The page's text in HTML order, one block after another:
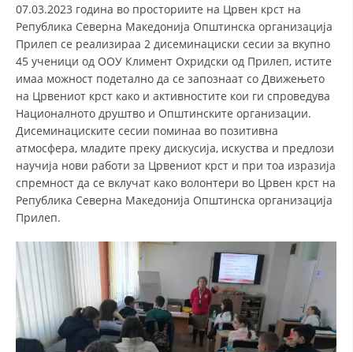
ЗАКОН ЗА ЦКРМ
СТАТУТ НА ЦКРМ
ОРГАНИЗАЦИЈА И РАЗВОЈ
РАКОВОДЕН ОДБОР
СОБРАНИЕ
ДИСЕМИНАЦИЈА
MЕЃУНАРОДНО ХУМАНИТАРНО ПРАВО
ПРОМОЦИЈА НА ХУМАНИ ВРЕДНОСТИ
УПОТРЕБА И ЗАШТИТА НА АМБЛЕМОТ
07.03.2023 година во просториите на Црвен крст на
Република Северна Македонија Општинска организација
Прилеп се реализираа 2 дисеминациски сесии за вкупно
45 ученици од ООУ Климент Охридски од Прилеп, истите
имаа можност подетално да се запознаат со Движењето
на Црвениот крст како и активностите кои ги спроведува
Националното друштво и Општинските организации.
Дисеминациските сесии поминаа во позитивна
атмосфера, младите преку дискусија, искуства и предлози
научија нови работи за Црвениот крст и при тоа изразија
спремност да се вклучат како волонтери во Црвен крст на
Република Северна Македонија Општинска организација
Прилеп.